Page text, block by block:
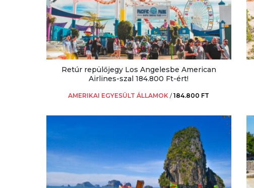
Retúr repülőjegy Los Angelesbe American
Airlines-szal 184.800 Ft-ért!
AMERIKAI EGYESÜLT ÁLLAMOK /184.800 FT